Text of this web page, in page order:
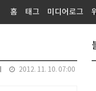
홈 태그 미디어로그
2012. 11. 10. 07:00